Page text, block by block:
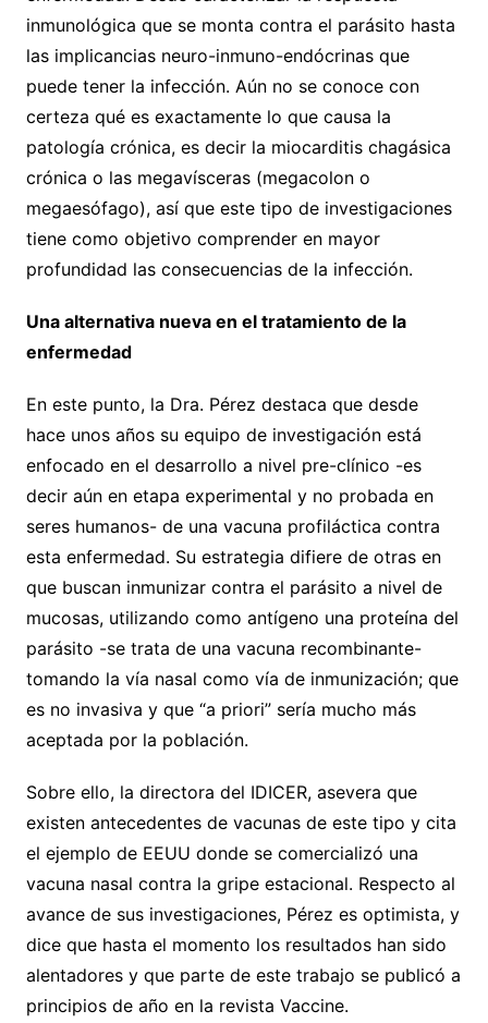
inmunológica que se monta contra el parásito hasta
las implicancias neuro-inmuno-endócrinas que
puede tener la infección. Aún no se conoce con
certeza qué es exactamente lo que causa la
patología crónica, es decir la miocarditis chagásica
crónica o las megavísceras (megacolon o
megaesófago), así que este tipo de investigaciones
tiene como objetivo comprender en mayor
profundidad las consecuencias de la infección.
Una alternativa nueva en el tratamiento de la
enfermedad
En este punto, la Dra. Pérez destaca que desde
hace unos años su equipo de investigación está
enfocado en el desarrollo a nivel pre-clínico -es
decir aún en etapa experimental y no probada en
seres humanos- de una vacuna profiláctica contra
esta enfermedad. Su estrategia difiere de otras en
que buscan inmunizar contra el parásito a nivel de
mucosas, utilizando como antígeno una proteína del
parásito -se trata de una vacuna recombinante-
tomando la vía nasal como vía de inmunización; que
es no invasiva y que “a priori” sería mucho más
aceptada por la población.
Sobre ello, la directora del IDICER, asevera que
existen antecedentes de vacunas de este tipo y cita
el ejemplo de EEUU donde se comercializó una
vacuna nasal contra la gripe estacional. Respecto al
avance de sus investigaciones, Pérez es optimista, y
dice que hasta el momento los resultados han sido
alentadores y que parte de este trabajo se publicó a
principios de año en la revista Vaccine.